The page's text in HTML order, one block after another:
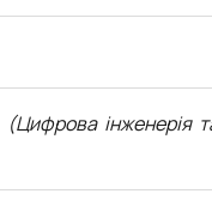
(Цифрова інженерія